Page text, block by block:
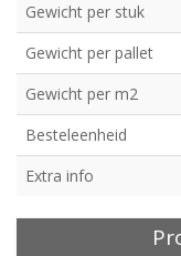
Gewicht per stuk
Gewicht per pallet
Gewicht per m2
Besteleenheid
Extra info